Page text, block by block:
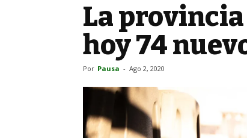
La provincia
hoy 74
Por Pausa - Ago 2, 2020